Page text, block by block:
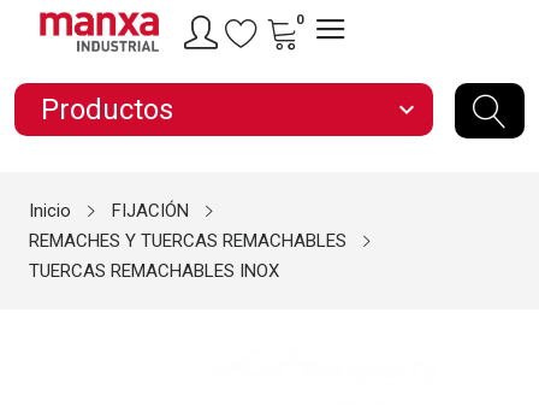
0
Productos expand_more
Inicio
FIJACIÓN
REMACHES Y TUERCAS REMACHABLES
TUERCAS REMACHABLES INOX